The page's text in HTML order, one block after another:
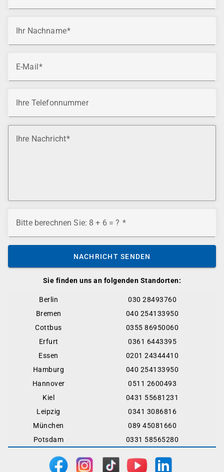
Sie finden uns an folgenden Standorten:
Berlin
030 28493760
Bremen
040 254133950
Cottbus
0355 86950060
Erfurt
0361 6443395
Essen
0201 24344410
Hamburg
040 254133950
Hannover
0511 2600493
Kiel
0431 55681231
Leipzig
0341 3086816
München
089 45081660
Potsdam
0331 58565280
Ihr Nachname
E-Mail
Ihre Telefonnummer
Ihre Nachricht
Bitte berechnen Sie: 8 + 6 = ?
NACHRICHT SENDEN